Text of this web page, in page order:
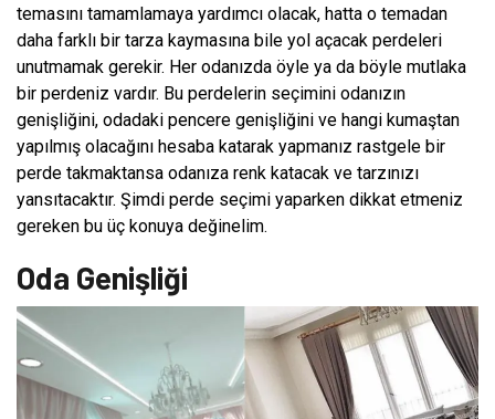
temasını tamamlamaya yardımcı olacak, hatta o temadan
daha farklı bir tarza kaymasına bile yol açacak perdeleri
unutmamak gerekir. Her odanızda öyle ya da böyle mutlaka
bir perdeniz vardır. Bu perdelerin seçimini odanızın
genişliğini, odadaki pencere genişliğini ve hangi kumaştan
yapılmış olacağını hesaba katarak yapmanız rastgele bir
perde takmaktansa odanıza renk katacak ve tarzınızı
yansıtacaktır. Şimdi perde seçimi yaparken dikkat etmeniz
gereken bu üç konuya değinelim.
Oda Genişliği